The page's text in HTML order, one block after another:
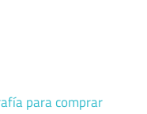
para comprar